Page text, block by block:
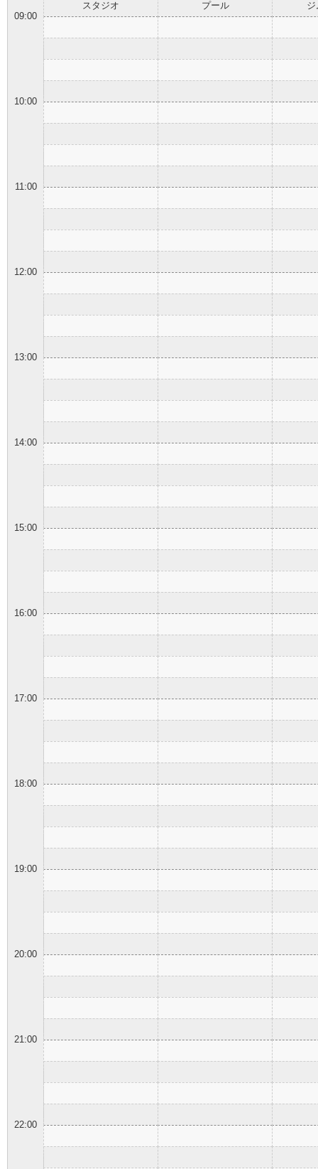
スタジオ プール
ジ
09:00
10:00
11:00
12:00
13:00
14:00
15:00
16:00
17:00
18:00
19:00
20:00
21:00
22:00